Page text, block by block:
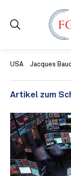
USA Jacques Baud
Artikel zum